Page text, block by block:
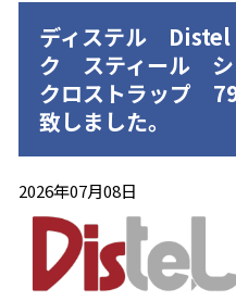
ディステル Distel
ク スティール シ
クロストラップ
致しました。
2026年07月08日